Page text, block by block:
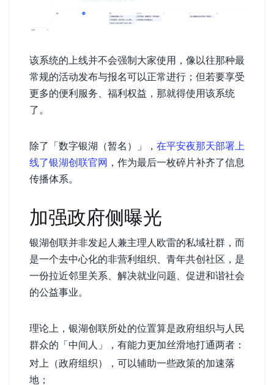
该系统的上线并不会强制大家使用，像以往那种最
常规的活动发布与报名可以正常进行；但若要享受
更多的便利服务、福利权益，那就得使用该系统
了。
除了「数字银湖（暂名）」， 在平安夜那天部署上
线了银湖创联官网 ，作为最后一枚碎片补齐了信息
传播体系。
加强政府侧曝光
银湖创联并非发起人兼主理人欧雷的私域社群，而
是一个去中心化的非营利组织、青年共创社区，是
一份拉近邻里关系、解决就业问题、促进和谐社会
的公益事业。
理论上，银湖创联所处的位置算是政府组织与人民
群众的「中间人」，有能力更加丝滑地打通两者：
对上（政府组织），可以辅助一些政策的加速落
地；